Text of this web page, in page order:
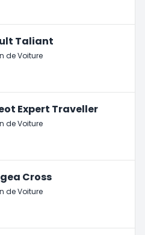
Taliant
de Voiture
Expert Traveller
de Voiture
Cross
de Voiture